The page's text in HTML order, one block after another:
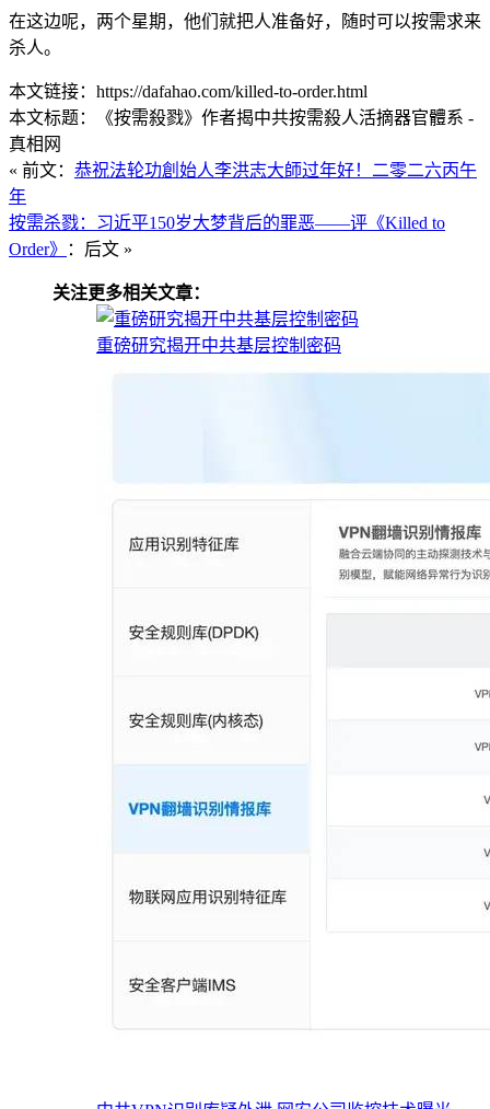
在这边呢，两个星期，他们就把人准备好，随时可以按需求来
杀人。
本文链接：https://dafahao.com/killed-to-order.html
本文标题：《按需殺戮》作者揭中共按需殺人活摘器官體系 -
真相网
« 前文： 恭祝法轮功創始人李洪志大師过年好！ 二零二六丙午
年
按需杀戮：习近平150岁大梦背后的罪恶——评《Killed to
Order》
：后文 »
关注更多相关文章：
重磅研究揭开中共基层控制密码